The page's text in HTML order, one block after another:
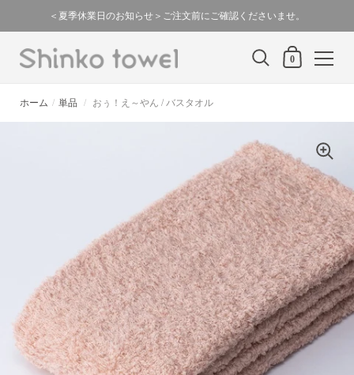
＜夏季休業日のお知らせ＞ご注文前にご確認くださいませ。
カートの中身
0
ホーム / 単品 / おぅ！え～やん / バスタオル